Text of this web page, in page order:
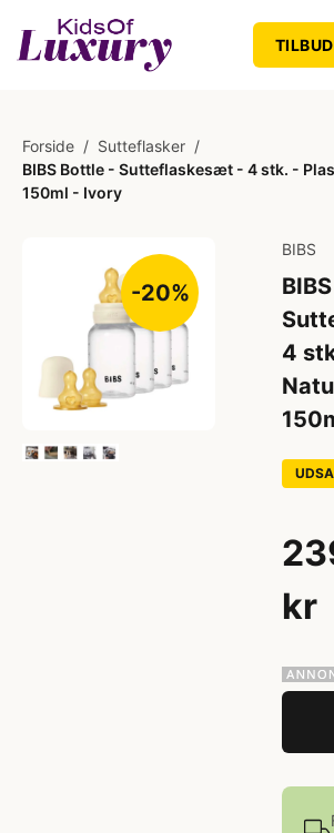
TILBUD
Forside / Sutteflasker /
BIBS Bottle - Sutteflaskesæt - 4 stk. -
150ml - Ivory
-20%
BIBS
4
kr